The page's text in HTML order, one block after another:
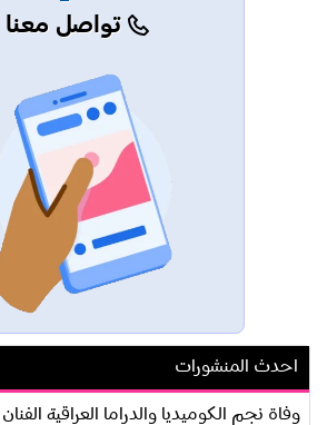
تواصل معنا
احدث المنشورات
وفاة نجم الكوميديا والدراما العراقية